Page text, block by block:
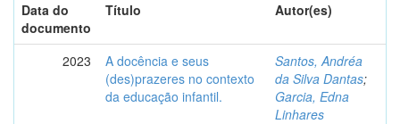
Data do
documento
Título Autor(es)
2023
A docência e seus
(des)prazeres no contexto
da educação infantil.
Santos, Andréa
da Silva Dantas;
Garcia, Edna
Linhares